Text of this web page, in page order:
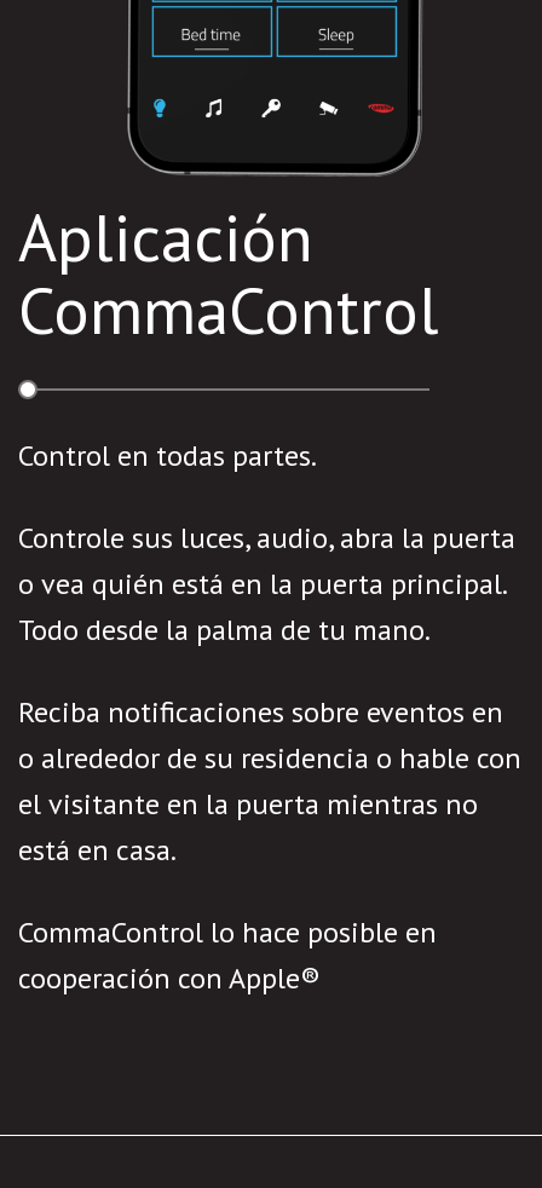
Aplicación
CommaControl
Control en todas partes.
Controle sus luces, audio, abra la puerta
o vea quién está en la puerta principal.
Todo desde la palma de tu mano.
Reciba notificaciones sobre eventos en
o alrededor de su residencia o hable con
el visitante en la puerta mientras no
está en casa.
CommaControl lo hace posible en
cooperación con Apple®